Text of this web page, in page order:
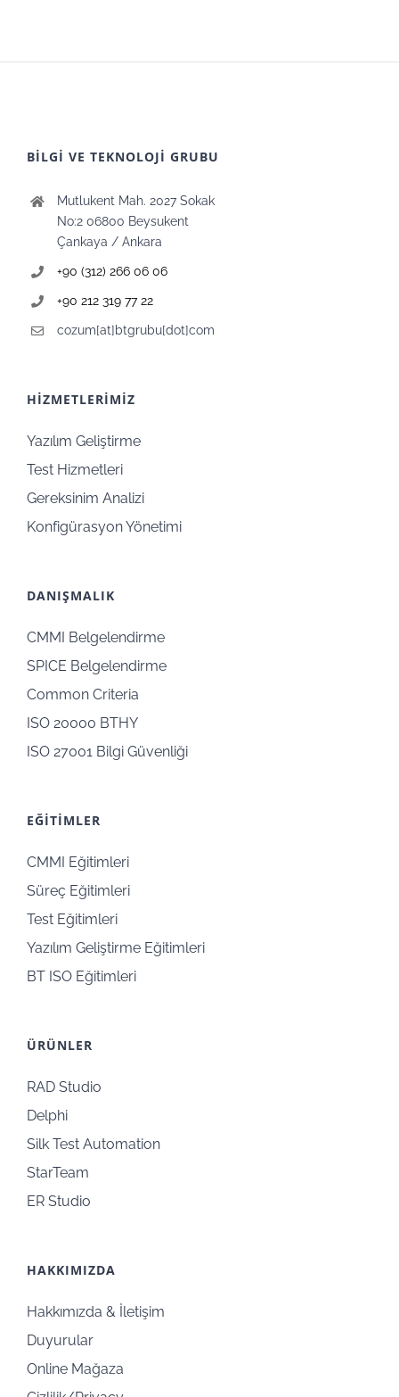
BİLGİ VE TEKNOLOJİ GRUBU
Mutlukent Mah. 2027 Sokak
No:2 06800 Beysukent
Çankaya / Ankara
+90 (312) 266 06 06
+90 212 319 77 22
cozum[at]btgrubu[dot]com
HİZMETLERİMİZ
Yazılım Geliştirme
Test Hizmetleri
Gereksinim Analizi
Konfigürasyon Yönetimi
DANIŞMALIK
CMMI Belgelendirme
SPICE Belgelendirme
Common Criteria
ISO 20000 BTHY
ISO 27001 Bilgi Güvenliği
EĞİTİMLER
CMMI Eğitimleri
Süreç Eğitimleri
Test Eğitimleri
Yazılım Geliştirme Eğitimleri
BT ISO Eğitimleri
ÜRÜNLER
RAD Studio
Delphi
Silk Test Automation
StarTeam
ER Studio
HAKKIMIZDA
Hakkımızda & İletişim
Duyurular
Online Mağaza